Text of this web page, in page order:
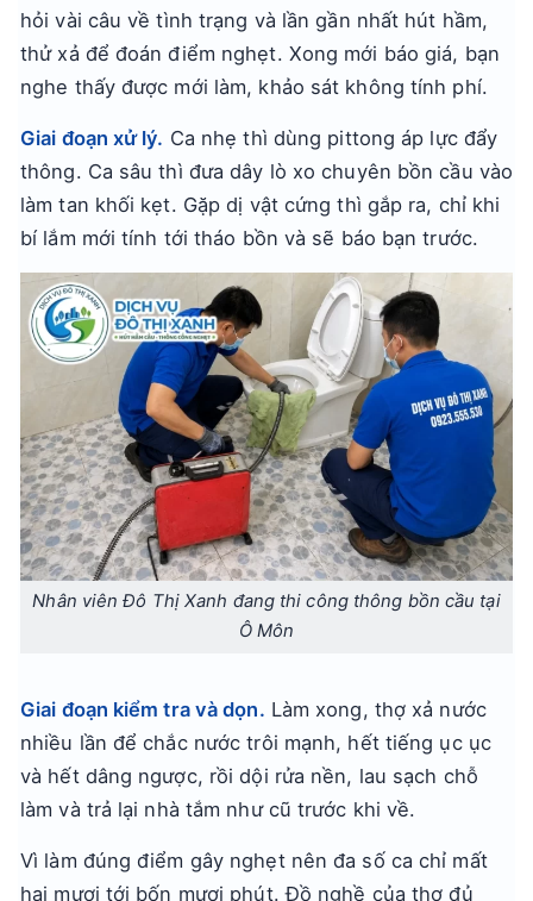
hỏi vài câu về tình trạng và lần gần nhất hút hầm,
thử xả để đoán điểm nghẹt. Xong mới báo giá, bạn
nghe thấy được mới làm, khảo sát không tính phí.
Giai đoạn xử lý. Ca nhẹ thì dùng pittong áp lực đẩy
thông. Ca sâu thì đưa dây lò xo chuyên bồn cầu vào
làm tan khối kẹt. Gặp dị vật cứng thì gắp ra, chỉ khi
bí lắm mới tính tới tháo bồn và sẽ báo bạn trước.
Nhân viên Đô Thị Xanh đang thi công thông bồn cầu tại
Ô Môn
Giai đoạn kiểm tra và dọn. Làm xong, thợ xả nước
nhiều lần để chắc nước trôi mạnh, hết tiếng ục ục
và hết dâng ngược, rồi dội rửa nền, lau sạch chỗ
làm và trả lại nhà tắm như cũ trước khi về.
Vì làm đúng điểm gây nghẹt nên đa số ca chỉ mất
hai mươi tới bốn mươi phút. Đồ nghề của thợ đủ